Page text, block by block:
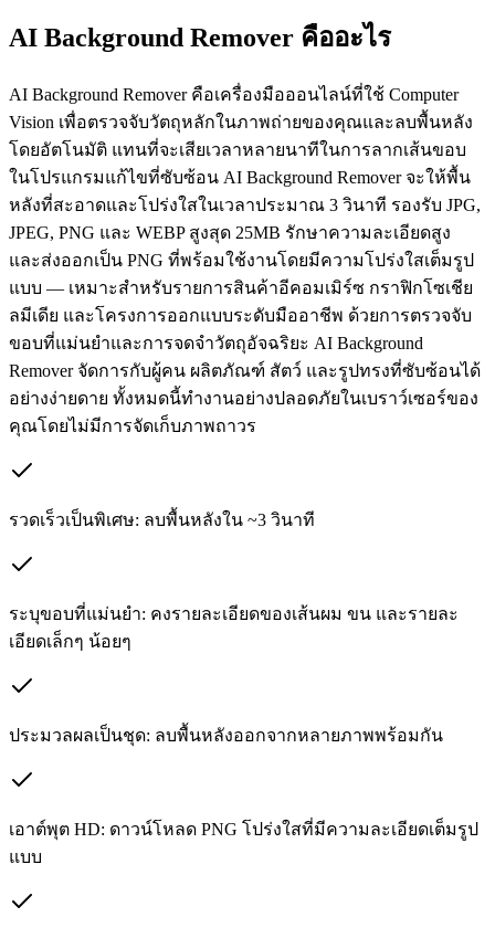
AI Background Remover คืออะไร
AI Background Remover คือเครื่องมือออนไลน์ที่ใช้ Computer
Vision เพื่อตรวจจับวัตถุหลักในภาพถ่ายของคุณและลบพื้นหลัง
โดยอัตโนมัติ แทนที่จะเสียเวลาหลายนาทีในการลากเส้นขอบ
ในโปรแกรมแก้ไขที่ซับซ้อน AI Background Remover จะให้พื้น
หลังที่สะอาดและโปร่งใสในเวลาประมาณ 3 วินาที รองรับ JPG,
JPEG, PNG และ WEBP สูงสุด 25MB รักษาความละเอียดสูง
และส่งออกเป็น PNG ที่พร้อมใช้งานโดยมีความโปร่งใสเต็มรูป
แบบ — เหมาะสำหรับรายการสินค้าอีคอมเมิร์ซ กราฟิกโซเชีย
ลมีเดีย และโครงการออกแบบระดับมืออาชีพ ด้วยการตรวจจับ
ขอบที่แม่นยำและการจดจำวัตถุอัจฉริยะ AI Background
Remover จัดการกับผู้คน ผลิตภัณฑ์ สัตว์ และรูปทรงที่ซับซ้อนได้
อย่างง่ายดาย ทั้งหมดนี้ทำงานอย่างปลอดภัยในเบราว์เซอร์ของ
คุณโดยไม่มีการจัดเก็บภาพถาวร
รวดเร็วเป็นพิเศษ: ลบพื้นหลังใน ~3 วินาที
ระบุขอบที่แม่นยำ: คงรายละเอียดของเส้นผม ขน และรายละ
เอียดเล็กๆ น้อยๆ
ประมวลผลเป็นชุด: ลบพื้นหลังออกจากหลายภาพพร้อมกัน
เอาต์พุต HD: ดาวน์โหลด PNG โปร่งใสที่มีความละเอียดเต็มรูป
แบบ